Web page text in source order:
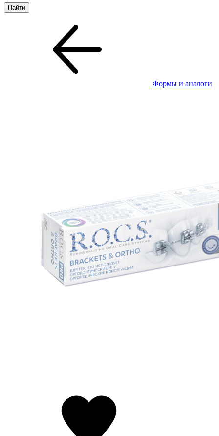
Формы и аналоги